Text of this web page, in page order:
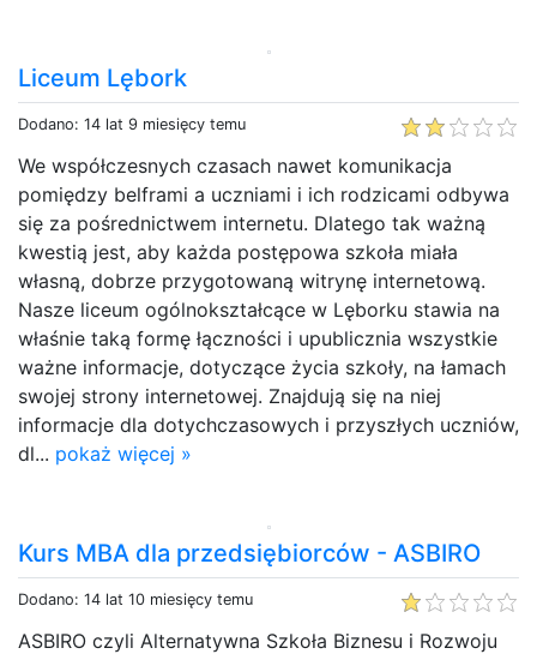
Liceum Lębork
Dodano: 14 lat 9 miesięcy temu
We współczesnych czasach nawet komunikacja
pomiędzy belframi a uczniami i ich rodzicami odbywa
się za pośrednictwem internetu. Dlatego tak ważną
kwestią jest, aby każda postępowa szkoła miała
własną, dobrze przygotowaną witrynę internetową.
Nasze liceum ogólnokształcące w Lęborku stawia na
właśnie taką formę łączności i upublicznia wszystkie
ważne informacje, dotyczące życia szkoły, na łamach
swojej strony internetowej. Znajdują się na niej
informacje dla dotychczasowych i przyszłych uczniów,
dl... pokaż więcej »
Kurs MBA dla przedsiębiorców - ASBIRO
Dodano: 14 lat 10 miesięcy temu
ASBIRO czyli Alternatywna Szkoła Biznesu i Rozwoju